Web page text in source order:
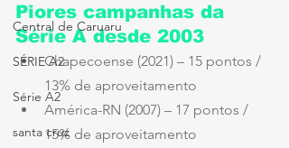
Central de Caruaru
SÉRIE A2
Série A2
santa cruz
Piores campanhas da
Série A desde 2003
Chapecoense (2021) – 15 pontos /
13% de aproveitamento
América-RN (2007) – 17 pontos /
15% de aproveitamento